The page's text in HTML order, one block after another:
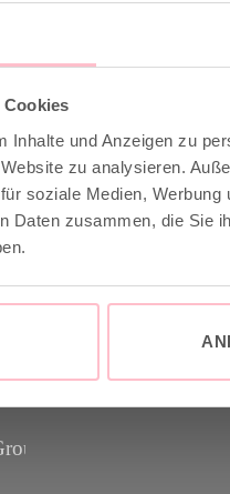
Cookies
Inhalte und Anzeigen zu
zu analysieren.
soziale Medien,
Daten zusammen, die Sie
& INFO
ab 149€
Versand mit DHL /